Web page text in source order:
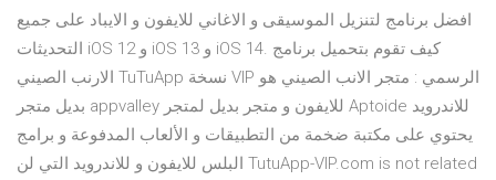
افضل برنامج لتنزيل الموسيقى و الاغاني للايفون و الايباد على جميع
التحديثات iOS 12 و iOS 13 و iOS 14. كيف تقوم بتحميل برنامج
الارنب الصيني TuTuApp نسخة VIP الرسمي : متجر الانب الصيني هو
بديل متجر appvalley للايفون و متجر بديل لمتجر Aptoide للاندرويد
يحتوي على مكتبة ضخمة من التطبيقات و الألعاب المدفوعة و برامج
البلس للايفون و للاندرويد التي لن TutuApp-VIP.com is not related